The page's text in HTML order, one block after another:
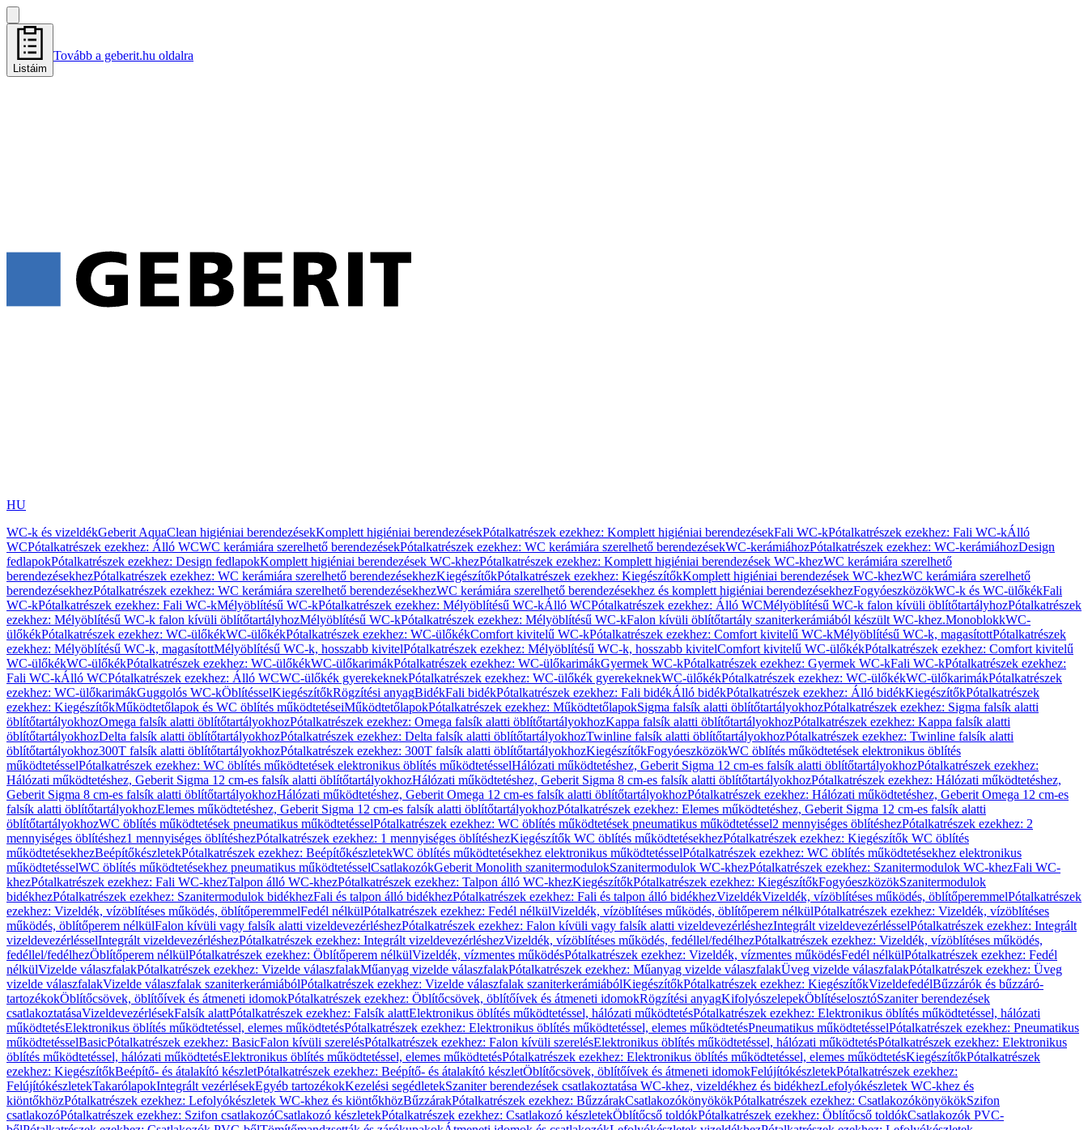
Listáim
Tovább a geberit.hu oldalra
HU
WC-k és vizeldékGeberit AquaClean higiéniai berendezésekKomplett higiéniai berendezésekPótalkatrészek ezekhez: Komplett higiéniai berendezésekFali WC-kPótalkatrészek ezekhez: Fali WC-kÁlló
WCPótalkatrészek ezekhez: Álló WCWC kerámiára szerelhető berendezésekPótalkatrészek ezekhez: WC kerámiára szerelhető berendezésekWC-kerámiáhozPótalkatrészek ezekhez: WC-kerámiáhozDesign
fedlapokPótalkatrészek ezekhez: Design fedlapokKomplett higiéniai berendezések WC-khezPótalkatrészek ezekhez: Komplett higiéniai berendezések WC-khezWC kerámiára szerelhető
berendezésekhezPótalkatrészek ezekhez: WC kerámiára szerelhető berendezésekhezKiegészítőkPótalkatrészek ezekhez: KiegészítőkKomplett higiéniai berendezések WC-khezWC kerámiára szerelhető
berendezésekhezPótalkatrészek ezekhez: WC kerámiára szerelhető berendezésekhezWC kerámiára szerelhető berendezésekhez és komplett higiéniai berendezésekhezFogyóeszközökWC-k és WC-ülőkékFali
WC-kPótalkatrészek ezekhez: Fali WC-kMélyöblítésű WC-kPótalkatrészek ezekhez: Mélyöblítésű WC-kÁlló WCPótalkatrészek ezekhez: Álló WCMélyöblítésű WC-k falon kívüli öblítőtartályhozPótalkatrészek
ezekhez: Mélyöblítésű WC-k falon kívüli öblítőtartályhozMélyöblítésű WC-kPótalkatrészek ezekhez: Mélyöblítésű WC-kFalon kívüli öblítőtartály szaniterkerámiából készült WC-khez.MonoblokkWC-
ülőkékPótalkatrészek ezekhez: WC-ülőkékWC-ülőkékPótalkatrészek ezekhez: WC-ülőkékComfort kivitelű WC-kPótalkatrészek ezekhez: Comfort kivitelű WC-kMélyöblítésű WC-k, magasítottPótalkatrészek
ezekhez: Mélyöblítésű WC-k, magasítottMélyöblítésű WC-k, hosszabb kivitelPótalkatrészek ezekhez: Mélyöblítésű WC-k, hosszabb kivitelComfort kivitelű WC-ülőkékPótalkatrészek ezekhez: Comfort kivitelű
WC-ülőkékWC-ülőkékPótalkatrészek ezekhez: WC-ülőkékWC-ülőkarimákPótalkatrészek ezekhez: WC-ülőkarimákGyermek WC-kPótalkatrészek ezekhez: Gyermek WC-kFali WC-kPótalkatrészek ezekhez:
Fali WC-kÁlló WCPótalkatrészek ezekhez: Álló WCWC-ülőkék gyerekeknekPótalkatrészek ezekhez: WC-ülőkék gyerekeknekWC-ülőkékPótalkatrészek ezekhez: WC-ülőkékWC-ülőkarimákPótalkatrészek
ezekhez: WC-ülőkarimákGuggolós WC-kÖblítésselKiegészítőkRögzítési anyagBidékFali bidékPótalkatrészek ezekhez: Fali bidékÁlló bidékPótalkatrészek ezekhez: Álló bidékKiegészítőkPótalkatrészek
ezekhez: KiegészítőkMűködtetőlapok és WC öblítés működtetéseiMűködtetőlapokPótalkatrészek ezekhez: MűködtetőlapokSigma falsík alatti öblítőtartályokhozPótalkatrészek ezekhez: Sigma falsík alatti
öblítőtartályokhozOmega falsík alatti öblítőtartályokhozPótalkatrészek ezekhez: Omega falsík alatti öblítőtartályokhozKappa falsík alatti öblítőtartályokhozPótalkatrészek ezekhez: Kappa falsík alatti
öblítőtartályokhozDelta falsík alatti öblítőtartályokhozPótalkatrészek ezekhez: Delta falsík alatti öblítőtartályokhozTwinline falsík alatti öblítőtartályokhozPótalkatrészek ezekhez: Twinline falsík alatti
öblítőtartályokhoz300T falsík alatti öblítőtartályokhozPótalkatrészek ezekhez: 300T falsík alatti öblítőtartályokhozKiegészítőkFogyóeszközökWC öblítés működtetések elektronikus öblítés
működtetésselPótalkatrészek ezekhez: WC öblítés működtetések elektronikus öblítés működtetésselHálózati működtetéshez, Geberit Sigma 12 cm-es falsík alatti öblítőtartályokhozPótalkatrészek ezekhez:
Hálózati működtetéshez, Geberit Sigma 12 cm-es falsík alatti öblítőtartályokhozHálózati működtetéshez, Geberit Sigma 8 cm-es falsík alatti öblítőtartályokhozPótalkatrészek ezekhez: Hálózati működtetéshez,
Geberit Sigma 8 cm-es falsík alatti öblítőtartályokhozHálózati működtetéshez, Geberit Omega 12 cm-es falsík alatti öblítőtartályokhozPótalkatrészek ezekhez: Hálózati működtetéshez, Geberit Omega 12 cm-es
falsík alatti öblítőtartályokhozElemes működtetéshez, Geberit Sigma 12 cm-es falsík alatti öblítőtartályokhozPótalkatrészek ezekhez: Elemes működtetéshez, Geberit Sigma 12 cm-es falsík alatti
öblítőtartályokhozWC öblítés működtetések pneumatikus működtetésselPótalkatrészek ezekhez: WC öblítés működtetések pneumatikus működtetéssel2 mennyiséges öblítéshezPótalkatrészek ezekhez: 2
mennyiséges öblítéshez1 mennyiséges öblítéshezPótalkatrészek ezekhez: 1 mennyiséges öblítéshezKiegészítők WC öblítés működtetésekhezPótalkatrészek ezekhez: Kiegészítők WC öblítés
működtetésekhezBeépítőkészletekPótalkatrészek ezekhez: BeépítőkészletekWC öblítés működtetésekhez elektronikus működtetésselPótalkatrészek ezekhez: WC öblítés működtetésekhez elektronikus
működtetésselWC öblítés működtetésekhez pneumatikus működtetésselCsatlakozókGeberit Monolith szanitermodulokSzanitermodulok WC-khezPótalkatrészek ezekhez: Szanitermodulok WC-khezFali WC-
khezPótalkatrészek ezekhez: Fali WC-khezTalpon álló WC-khezPótalkatrészek ezekhez: Talpon álló WC-khezKiegészítőkPótalkatrészek ezekhez: KiegészítőkFogyóeszközökSzanitermodulok
bidékhezPótalkatrészek ezekhez: Szanitermodulok bidékhezFali és talpon álló bidékhezPótalkatrészek ezekhez: Fali és talpon álló bidékhezVizeldékVizeldék, vízöblítéses működés, öblítőperemmelPótalkatrészek
ezekhez: Vizeldék, vízöblítéses működés, öblítőperemmelFedél nélkülPótalkatrészek ezekhez: Fedél nélkülVizeldék, vízöblítéses működés, öblítőperem nélkülPótalkatrészek ezekhez: Vizeldék, vízöblítéses
működés, öblítőperem nélkülFalon kívüli vagy falsík alatti vizeldevezérléshezPótalkatrészek ezekhez: Falon kívüli vagy falsík alatti vizeldevezérléshezIntegrált vizeldevezérlésselPótalkatrészek ezekhez: Integrált
vizeldevezérlésselIntegrált vizeldevezérléshezPótalkatrészek ezekhez: Integrált vizeldevezérléshezVizeldék, vízöblítéses működés, fedéllel/fedélhezPótalkatrészek ezekhez: Vizeldék, vízöblítéses működés,
fedéllel/fedélhezÖblítőperem nélkülPótalkatrészek ezekhez: Öblítőperem nélkülVizeldék, vízmentes működésPótalkatrészek ezekhez: Vizeldék, vízmentes működésFedél nélkülPótalkatrészek ezekhez: Fedél
nélkülVizelde válaszfalakPótalkatrészek ezekhez: Vizelde válaszfalakMűanyag vizelde válaszfalakPótalkatrészek ezekhez: Műanyag vizelde válaszfalakÜveg vizelde válaszfalakPótalkatrészek ezekhez: Üveg
vizelde válaszfalakVizelde válaszfalak szaniterkerámiábólPótalkatrészek ezekhez: Vizelde válaszfalak szaniterkerámiábólKiegészítőkPótalkatrészek ezekhez: KiegészítőkVizeldefedélBűzzárók és bűzzáró-
tartozékokÖblítőcsövek, öblítőívek és átmeneti idomokPótalkatrészek ezekhez: Öblítőcsövek, öblítőívek és átmeneti idomokRögzítési anyagKifolyószelepekÖblítéselosztóSzaniter berendezések
csatlakoztatásaVizeldevezérlésekFalsík alattPótalkatrészek ezekhez: Falsík alattElektronikus öblítés működtetéssel, hálózati működtetésPótalkatrészek ezekhez: Elektronikus öblítés működtetéssel, hálózati
működtetésElektronikus öblítés működtetéssel, elemes működtetésPótalkatrészek ezekhez: Elektronikus öblítés működtetéssel, elemes működtetésPneumatikus működtetésselPótalkatrészek ezekhez: Pneumatikus
működtetésselBasicPótalkatrészek ezekhez: BasicFalon kívüli szerelésPótalkatrészek ezekhez: Falon kívüli szerelésElektronikus öblítés működtetéssel, hálózati működtetésPótalkatrészek ezekhez: Elektronikus
öblítés működtetéssel, hálózati működtetésElektronikus öblítés működtetéssel, elemes működtetésPótalkatrészek ezekhez: Elektronikus öblítés működtetéssel, elemes működtetésKiegészítőkPótalkatrészek
ezekhez: KiegészítőkBeépítő- és átalakító készletPótalkatrészek ezekhez: Beépítő- és átalakító készletÖblítőcsövek, öblítőívek és átmeneti idomokFelújítókészletekPótalkatrészek ezekhez:
FelújítókészletekTakarólapokIntegrált vezérlésekEgyéb tartozékokKezelési segédletekSzaniter berendezések csatlakoztatása WC-khez, vizeldékhez és bidékhezLefolyókészletek WC-khez és
kiöntőkhözPótalkatrészek ezekhez: Lefolyókészletek WC-khez és kiöntőkhözBűzzárakPótalkatrészek ezekhez: BűzzárakCsatlakozókönyökökPótalkatrészek ezekhez: CsatlakozókönyökökSzifon
csatlakozóPótalkatrészek ezekhez: Szifon csatlakozóCsatlakozó készletekPótalkatrészek ezekhez: Csatlakozó készletekÖblítőcső toldókPótalkatrészek ezekhez: Öblítőcső toldókCsatlakozók PVC-